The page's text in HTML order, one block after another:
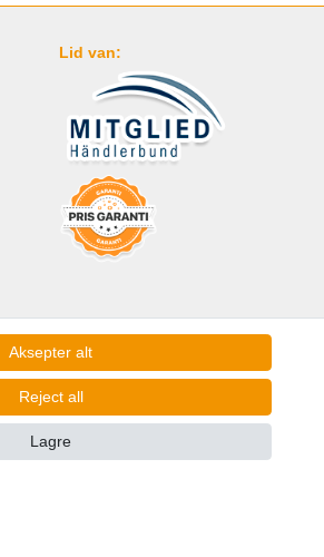
Lid van:
Withdraw from contract here Ta kontakt
Aksepter alt
Reject all
Lagre